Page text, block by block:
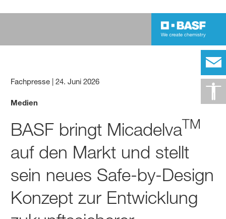
Fachpresse |24. Juni 2026
Medien
BASF bringt MicadelvaTM
auf den Markt und stellt
sein neues Safe-by-Design
Konzept zur Entwicklung